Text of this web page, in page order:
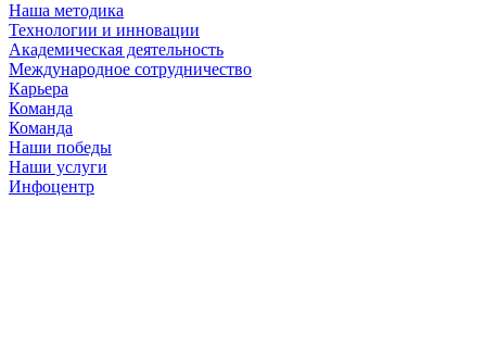
Наша методика
Технологии и инновации
Академическая деятельность
Международное сотрудничество
Карьера
Команда
Команда
Наши победы
Наши услуги
Инфоцентр